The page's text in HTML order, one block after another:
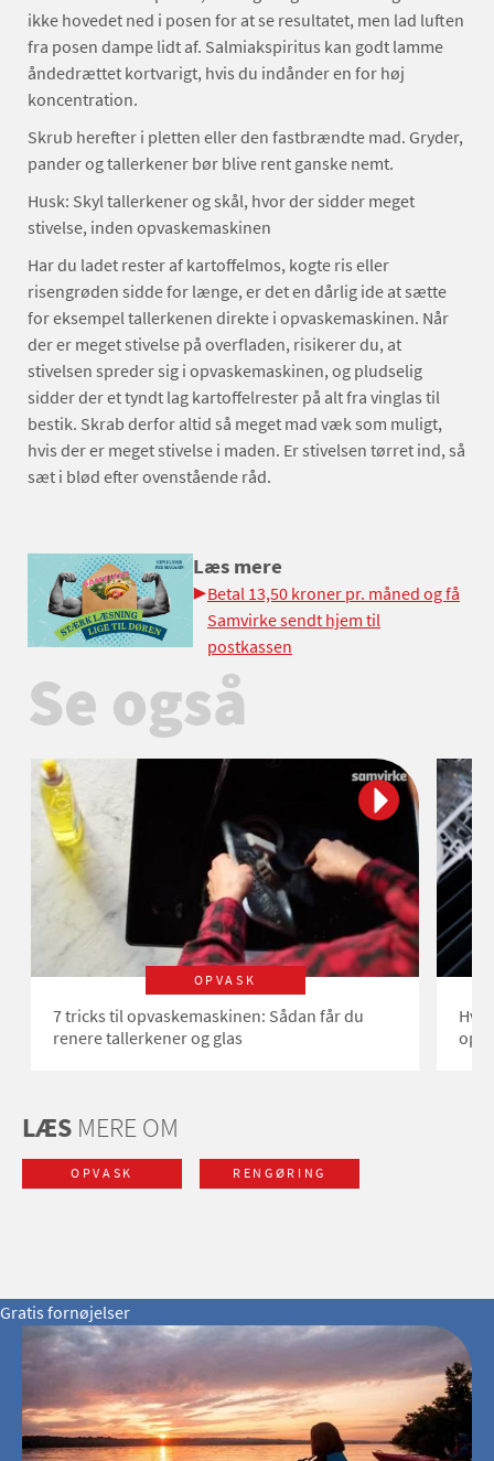
ikke hovedet ned i posen for at se resultatet, men lad luften
fra posen dampe lidt af. Salmiakspiritus kan godt lamme
åndedrættet kortvarigt, hvis du indånder en for høj
koncentration.
Skrub herefter i pletten eller den fastbrændte mad. Gryder,
pander og tallerkener bør blive rent ganske nemt.
Husk: Skyl tallerkener og skål, hvor der sidder meget
stivelse, inden opvaskemaskinen
Har du ladet rester af kartoffelmos, kogte ris eller
risengrøden sidde for længe, er det en dårlig ide at sætte
for eksempel tallerkenen direkte i opvaskemaskinen. Når
der er meget stivelse på overfladen, risikerer du, at
stivelsen spreder sig i opvaskemaskinen, og pludselig
sidder der et tyndt lag kartoffelrester på alt fra vinglas til
bestik. Skrab derfor altid så meget mad væk som muligt,
hvis der er meget stivelse i maden. Er stivelsen tørret ind, så
sæt i blød efter ovenstående råd.
Læs mere
Betal 13,50 kroner pr. måned og få
Samvirke sendt hjem til
postkassen
Se også
OPVASK
7 tricks til opvaskemaskinen: Sådan får du
renere tallerkener og glas
LÆS MERE OM
OPVASK RENGØRING
Gratis fornøjelser